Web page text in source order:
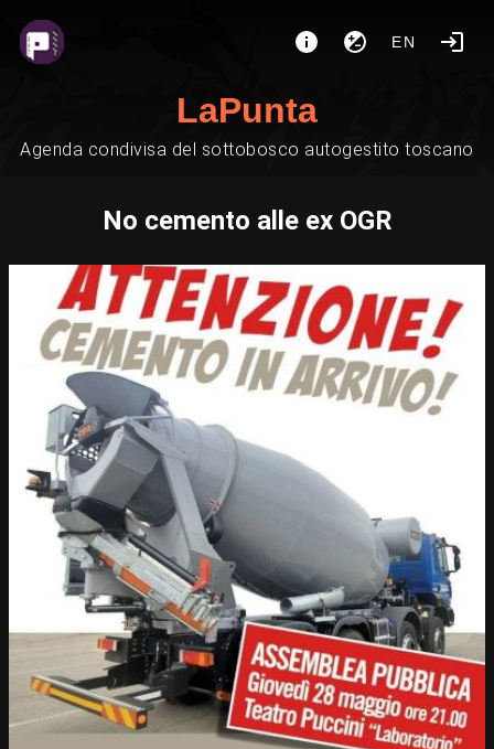
EN
LaPunta
Agenda condivisa del sottobosco autogestito toscano
No cemento alle ex OGR